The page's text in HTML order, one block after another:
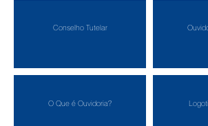
Conselho Tutelar
O Que é Ouvidoria?